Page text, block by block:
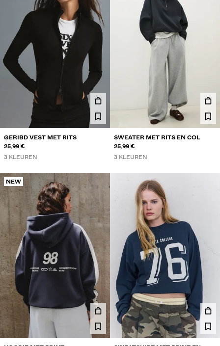
GERIBD VEST MET RITS
25,99 €
3 KLEUREN
SWEATER MET RITS EN COL
25,99 €
3 KLEUREN
NEW